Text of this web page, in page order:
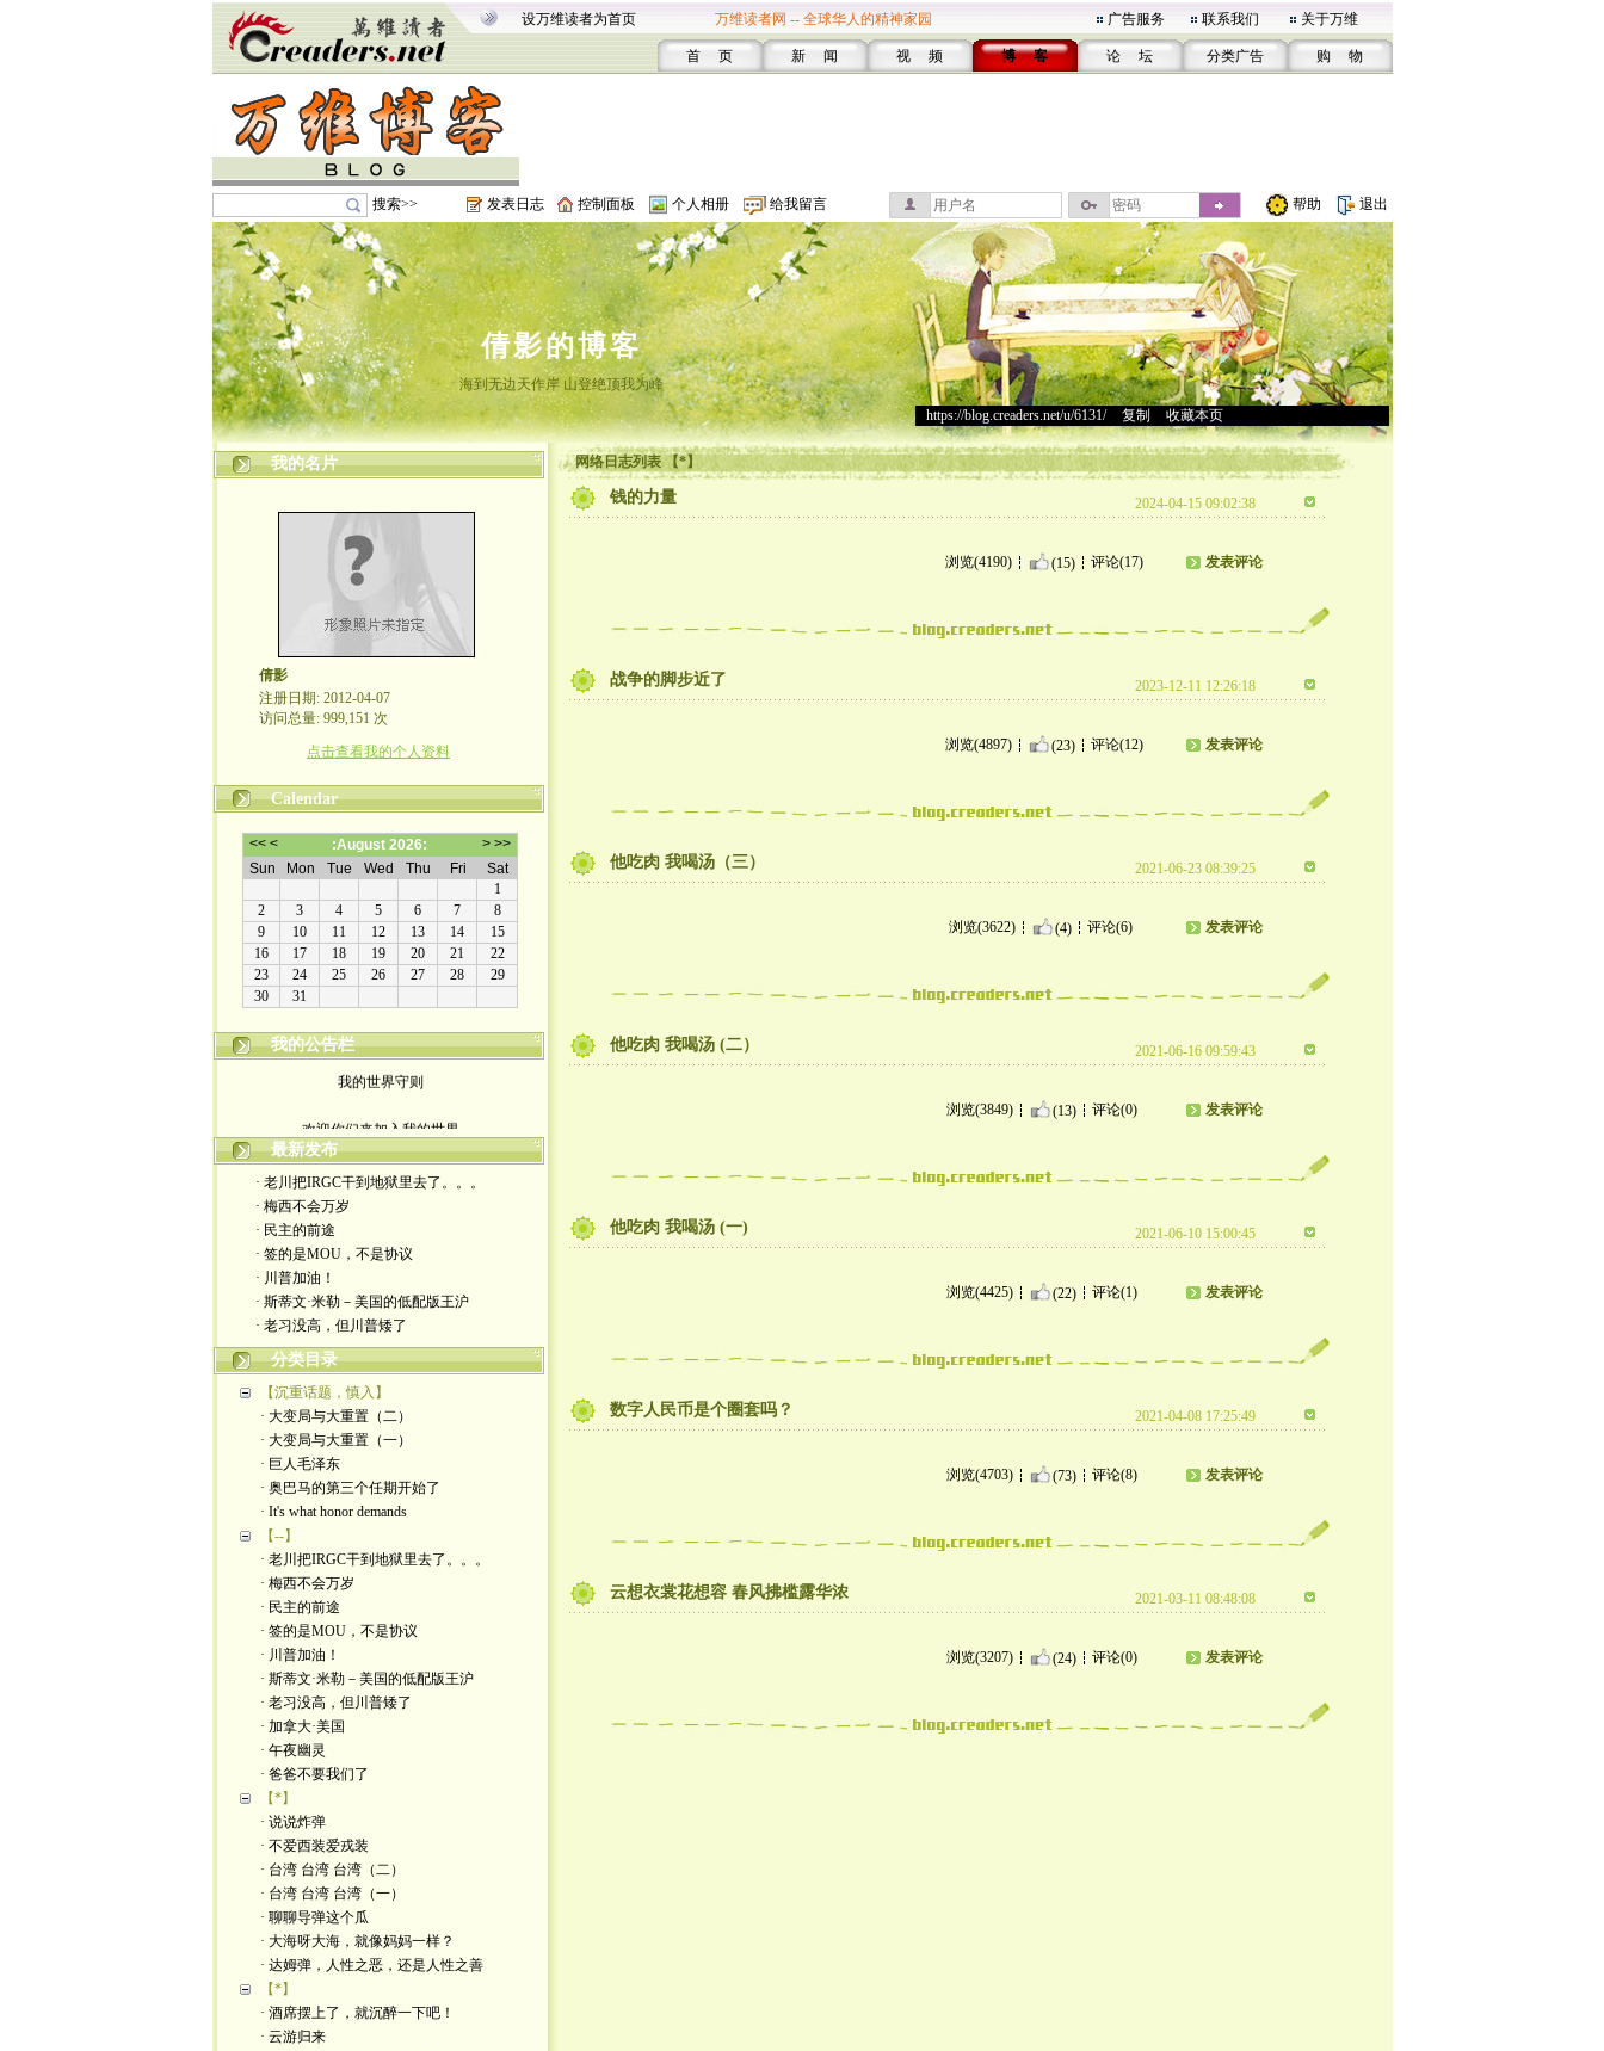
设万维读者为首页 万维读者网 -- 全球华人的精神家园 广告服务 联系我们 关于万维
首 页 新 闻 视 频 博 客 论 坛 分类广告 购 物
搜索>> 发表日志 控制面板 个人相册 给我留言 帮助 退出
倩影的博客
海到无边天作岸 山登绝顶我为峰
https://blog.creaders.net/u/6131/> 复制 收藏本页
我的名片
倩影
注册日期: 2012-04-07
访问总量: 999,151 次
点击查看我的个人资料
Calendar
我的公告栏
我的世界守则
欢迎你们来加入我的世界
入场券上面有正义的光源
此生面对严厉又仁慈的一切
轻松一点 我们一起度过暗夜
最新发布
· 老川把IRGC干到地狱里去了。。。
· 梅西不会万岁
· 民主的前途
· 签的是MOU，不是协议
· 川普加油！
· 斯蒂文·米勒－美国的低配版王沪
· 老习没高，但川普矮了
分类目录
【沉重话题，慎入】
· 大变局与大重置（二）
· 大变局与大重置（一）
· 巨人毛泽东
· 奥巴马的第三个任期开始了
· It's what honor demands
【--】
· 老川把IRGC干到地狱里去了。。。
· 梅西不会万岁
· 民主的前途
· 签的是MOU，不是协议
· 川普加油！
· 斯蒂文·米勒－美国的低配版王沪
· 老习没高，但川普矮了
· 加拿大·美国
· 午夜幽灵
· 爸爸不要我们了
【*】
· 说说炸弹
· 不爱西装爱戎装
· 台湾 台湾 台湾（二）
· 台湾 台湾 台湾（一）
· 聊聊导弹这个瓜
· 大海呀大海，就像妈妈一样？
· 达姆弹，人性之恶，还是人性之善
【*】
· 酒席摆上了，就沉醉一下吧！
· 云游归来
网络日志列表 【*】
钱的力量 2024-04-15 09:02:38
浏览(4190) (15) 评论(17) 发表评论
战争的脚步近了 2023-12-11 12:26:18
浏览(4897) (23) 评论(12) 发表评论
他吃肉 我喝汤（三） 2021-06-23 08:39:25
浏览(3622) (4) 评论(6) 发表评论
他吃肉 我喝汤 (二） 2021-06-16 09:59:43
浏览(3849) (13) 评论(0) 发表评论
他吃肉 我喝汤 (一) 2021-06-10 15:00:45
浏览(4425) (22) 评论(1) 发表评论
数字人民币是个圈套吗？ 2021-04-08 17:25:49
浏览(4703) (73) 评论(8) 发表评论
云想衣裳花想容 春风拂槛露华浓 2021-03-11 08:48:08
浏览(3207) (24) 评论(0) 发表评论